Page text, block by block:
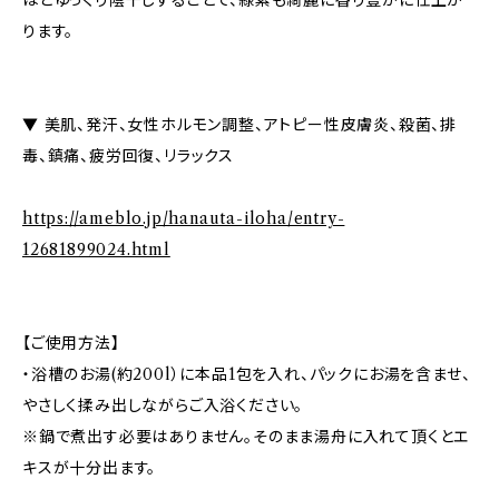
ります。
▼ 美肌、発汗、女性ホルモン調整、アトピー性皮膚炎、殺菌、排
毒、鎮痛、疲労回復、リラックス
https://ameblo.jp/hanauta-iloha/entry-
12681899024.html
【ご使用方法】
・浴槽のお湯(約200l）に本品1包を入れ、パックにお湯を含ませ、
やさしく揉み出しながらご入浴ください。
※鍋で煮出す必要はありません。そのまま湯舟に入れて頂くとエ
キスが十分出ます。